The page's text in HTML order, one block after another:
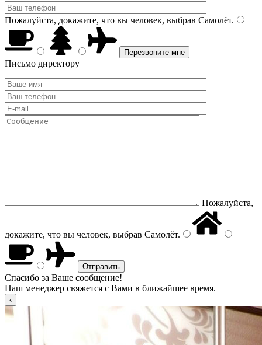
Пожалуйста, докажите, что вы человек, выбрав Самолёт.
Письмо директору
Пожалуйста,
докажите, что вы человек, выбрав Самолёт.
Спасибо за Ваше сообщение!
Наш менеджер свяжется с Вами в ближайшее время.